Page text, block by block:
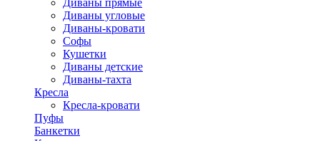
Диваны прямые
Диваны угловые
Диваны-кровати
Софы
Кушетки
Диваны детские
Диваны-тахта
Кресла
Кресла-кровати
Пуфы
Банкетки